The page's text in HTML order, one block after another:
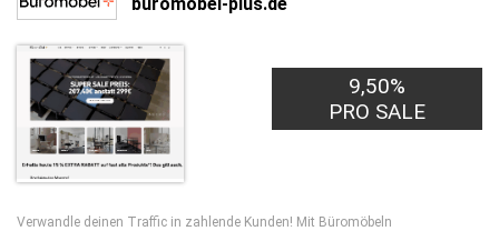
9,50%
PRO SALE
Verwandle deinen Traffic in zahlende Kunden! Mit Büromöbeln